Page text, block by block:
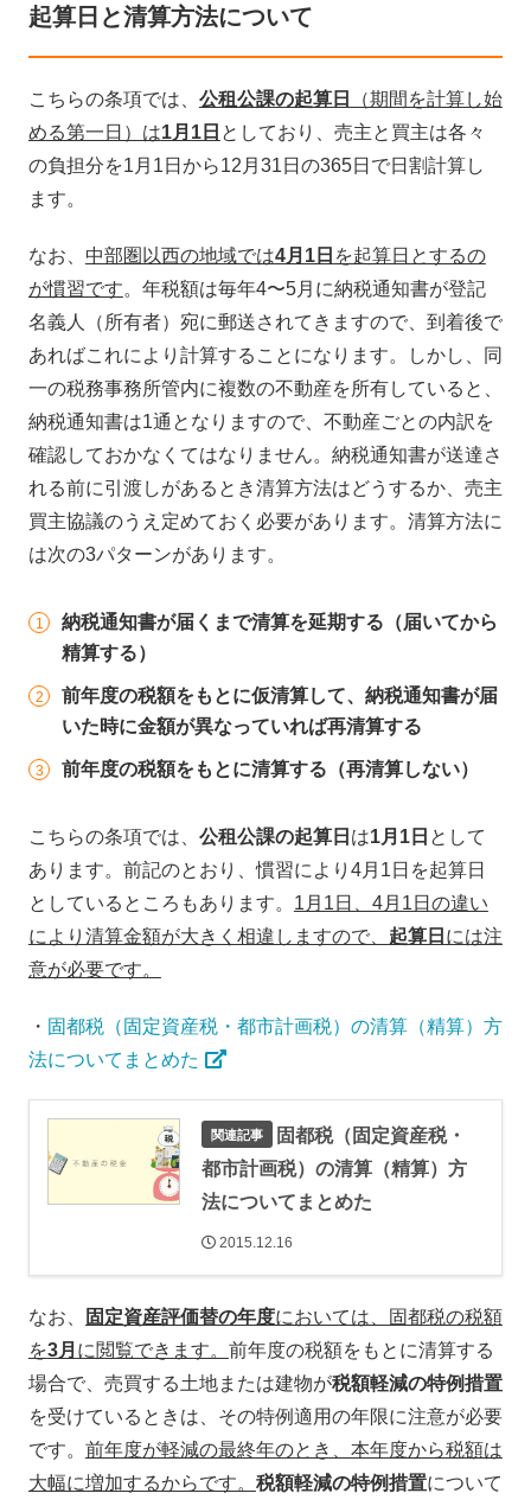
起算日と清算方法について
こちらの条項では、 公租公課の起算日
（期間を計算し始
める第一日）は1月1日 としており、売主と買主は各々
の負担分を1月1日から12月31日の365日で日割計算し
ます。
なお、 中部圏以西の地域では4月1日 を起算日とするの
が慣習です 。年税額は毎年4〜5月に納税通知書が登記
名義人（所有者）宛に郵送されてきますので、到着後で
あればこれにより計算することになります。しかし、同
一の税務事務所管内に複数の不動産を所有していると、
納税通知書は1通となりますので、不動産ごとの内訳を
確認しておかなくてはなりません。納税通知書が送達さ
れる前に引渡しがあるとき清算方法はどうするか、売主
買主協議のうえ定めておく必要があります。清算方法に
は次の3パターンがあります。
納税通知書が届くまで清算を延期する（届いてから
精算する）
前年度の税額をもとに仮清算して、納税通知書が届
いた時に金額が異なっていれば再清算する
前年度の税額をもとに清算する（再清算しない）
こちらの条項では、 公租公課の起算日 は1月1日 として
あります。前記のとおり、慣習により4月1日を起算日
としているところもあります。 1月1日、4月1日の違い
により清算金額が大きく相違しますので、 起算日 には注
意が必要です。
・ 固都税（固定資産税・都市計画税）の清算（精算）方
法についてまとめた
固都税（固定資産税・
都市計画税）の清算（精算）方
法についてまとめた
2015.12.16
なお、 固定資産評価替の年度においては、固都税の税額
を3月 に閲覧できます。 前年度の税額をもとに清算する
場合で、売買する土地または建物が税額軽減の特例措置
を受けているときは、その特例適用の年限に注意が必要
です。 前年度が軽減の最終年のとき、本年度から税額は
大幅に増加するからです。 税額軽減の特例措置について